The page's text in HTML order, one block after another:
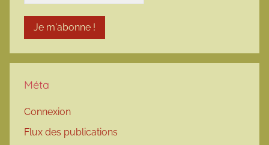
Méta
Connexion
Flux des publications